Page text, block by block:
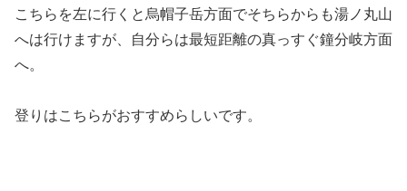
こちらを左に行くと烏帽子岳方面でそちらからも湯ノ丸山
へは行けますが、自分らは最短距離の真っすぐ鐘分岐方面
へ。
登りはこちらがおすすめらしいです。